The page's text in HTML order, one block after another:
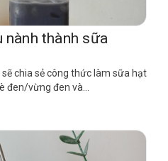
nành thành sữa
chia sẻ công thức làm sữa hạt
vừng đen và...